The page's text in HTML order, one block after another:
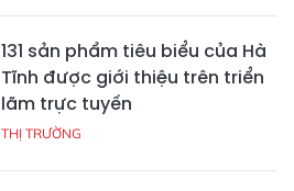
131 sản phẩm tiêu biểu của Hà
Tĩnh được giới thiệu trên triển
lãm trực tuyến
THỊ TRƯỜNG